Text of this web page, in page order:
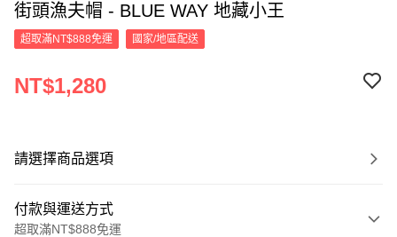
街頭漁夫帽 - BLUE WAY 地藏小王
超取滿NT$888免運 國家/地區配送
NT$1,280
請選擇商品選項
付款與運送方式
超取滿NT$888免運